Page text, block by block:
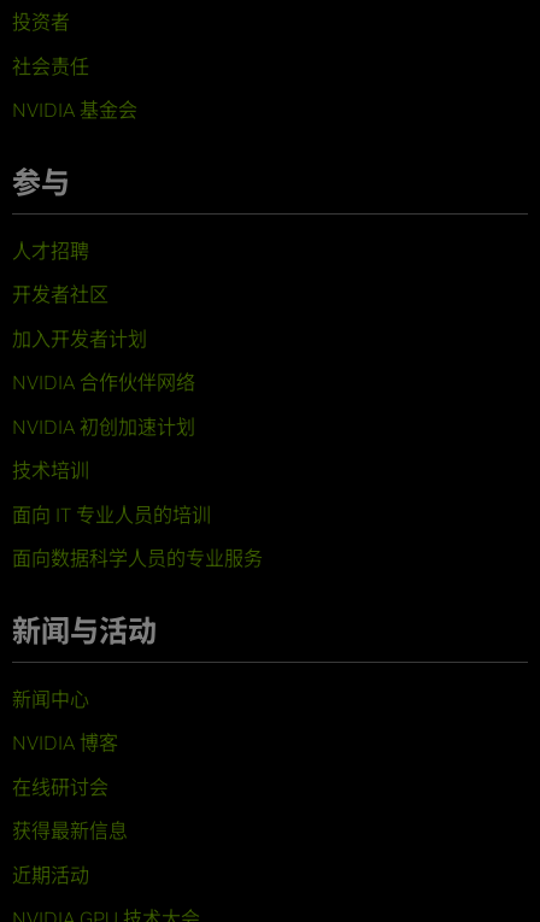
投资者
社会责任
NVIDIA 基金会
参与
人才招聘
开发者社区
加入开发者计划
NVIDIA 合作伙伴网络
NVIDIA 初创加速计划
技术培训
面向 IT 专业人员的培训
面向数据科学人员的专业服务
新闻与活动
新闻中心
NVIDIA 博客
在线研讨会
获得最新信息
近期活动